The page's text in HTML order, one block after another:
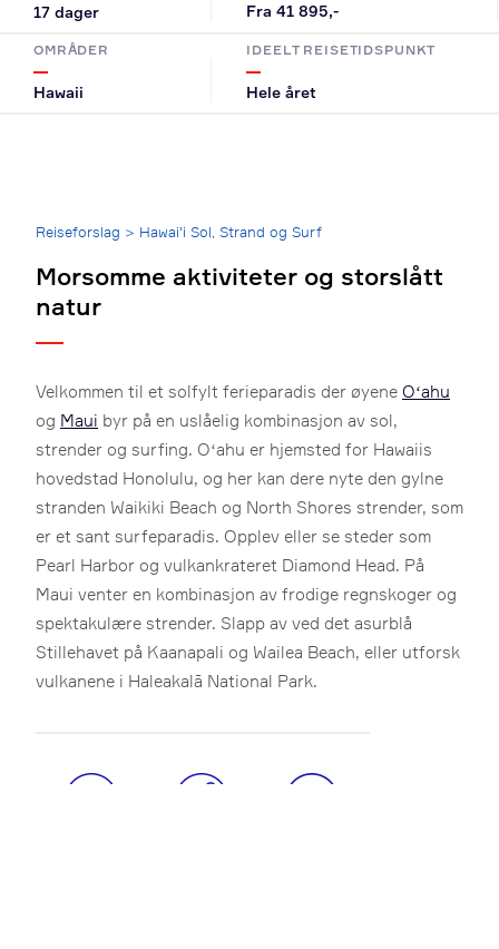
17 dager Fra 41 895,-
OMRÅDER
Hawaii
IDEELT REISETIDSPUNKT
Hele året
Breadcrumb
Reiseforslag > Hawai'i Sol, Strand og Surf
Morsomme aktiviteter og storslått
natur
Velkommen til et solfylt ferieparadis der øyene Oʻahu
og Maui byr på en uslåelig kombinasjon av sol,
strender og surfing. Oʻahu er hjemsted for Hawaiis
hovedstad Honolulu, og her kan dere nyte den gylne
stranden Waikiki Beach og North Shores strender, som
er et sant surfeparadis. Opplev eller se steder som
Pearl Harbor og vulkankrateret Diamond Head. På
Maui venter en kombinasjon av frodige regnskoger og
spektakulære strender. Slapp av ved det asurblå
Stillehavet på Kaanapali og Wailea Beach, eller utforsk
vulkanene i Haleakalā National Park.